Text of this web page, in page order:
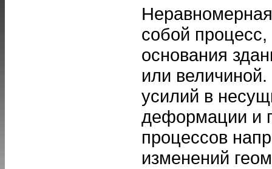
собой
основания
или
усилий в
деформации и
процессов
изменений